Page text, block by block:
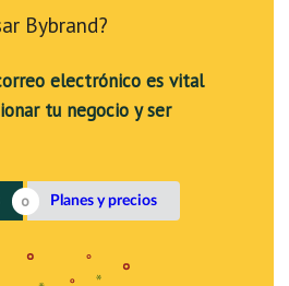
Bybrand?
electrónico es vital
tu negocio y ser
Planes y precios